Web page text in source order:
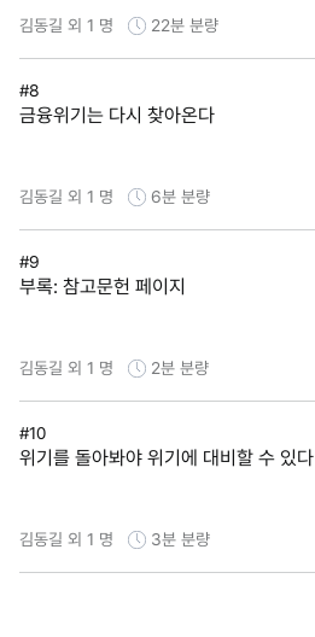
김동길 외 1 명 22분 분량
#8
금융위기는 다시 찾아온다
김동길 외 1 명 6분 분량
#9
부록: 참고문헌 페이지
김동길 외 1 명 2분 분량
#10
위기를 돌아봐야 위기에 대비할 수 있다
김동길 외 1 명 3분 분량